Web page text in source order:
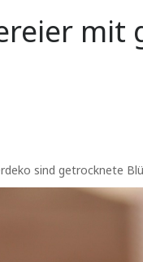
mit
sind getrocknete